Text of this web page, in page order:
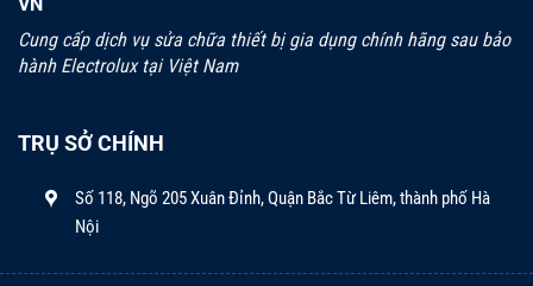
Cung cấp dịch vụ sửa chữa thiết bị gia dụng chính hãng sau bảo
hành Electrolux tại Việt Nam
TRỤ SỞ CHÍNH
Số 118, Ngõ 205 Xuân Đỉnh, Quận Bắc Từ Liêm, thành phố Hà
Nội